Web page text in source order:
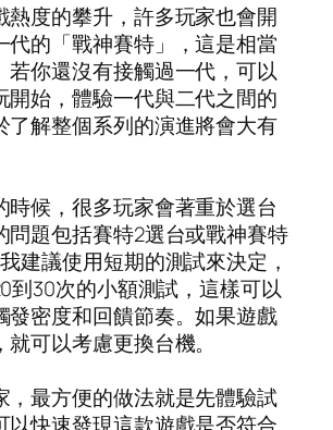
熱度的攀升，許多玩家也會開
代的「戰神賽特」，這是相當
若你還沒有接觸過一代，可以
開始，體驗一代與二代之間的
了解整個系列的演進將會大有
時候，很多玩家會著重於選台
問題包括賽特2選台或戰神賽特
建議使用短期的測試來決定，
到30次的小額測試，這樣可以
發密度和回饋節奏。如果遊戲
可以考慮更換台機。
，最方便的做法就是先體驗試